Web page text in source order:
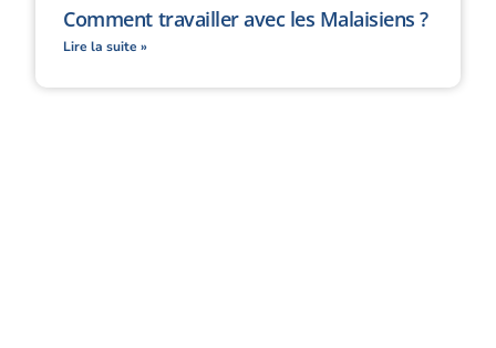
Comment travailler avec les Malaisiens ?
Lire la suite »